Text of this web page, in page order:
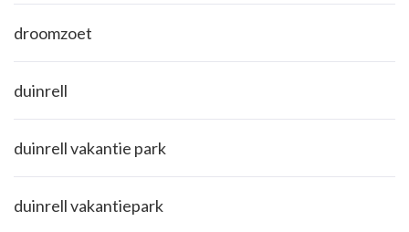
droomzoet
duinrell
duinrell vakantie park
duinrell vakantiepark